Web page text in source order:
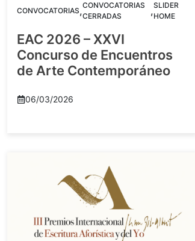
CONVOCATORIAS,CONVOCATORIAS
CERRADAS
,SLIDER
HOME
EAC 2026 – XXVI
Concurso de Encuentros
de Arte Contemporáneo
06/03/2026